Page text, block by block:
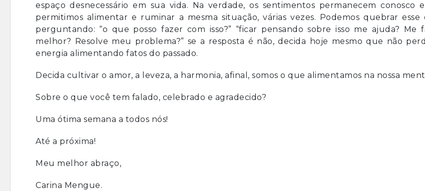
espaço desnecessário em sua vida. Na verdade, os sentimentos permanecem conosco
permitimos alimentar e ruminar a mesma situação, várias vezes. Podemos quebrar esse
perguntando: “o que posso fazer com isso?” “ficar pensando sobre isso me ajuda? Me
melhor? Resolve meu problema?” se a resposta é não, decida hoje mesmo que não
energia alimentando fatos do passado.
Decida cultivar o amor, a leveza, a harmonia, afinal, somos o que alimentamos na nossa
Sobre o que você tem falado, celebrado e agradecido?
Uma ótima semana a todos nós!
Até a próxima!
Meu melhor abraço,
Carina Mengue.